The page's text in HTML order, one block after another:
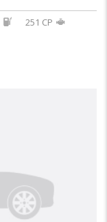
251 CP